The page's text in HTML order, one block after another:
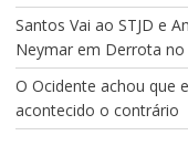
Santos Vai ao STJD e
Neymar em Derrota no
O Ocidente achou que
acontecido o contrário